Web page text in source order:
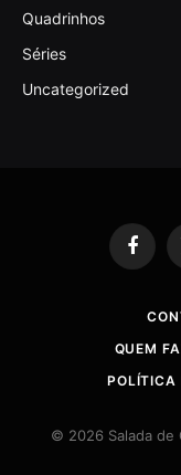
Quadrinhos
Séries
Uncategorized
QUEM
POLÍTICA
© 2026 Salada de